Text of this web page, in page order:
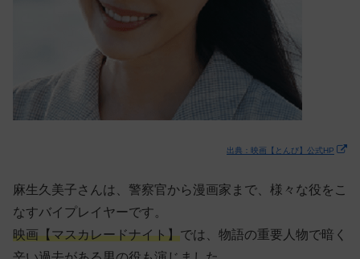
出典：映画【とんび】公式HP
麻生久美子さんは、警察官から漫画家まで、様々な役をこ
なすバイプレイヤーです。
映画【マスカレードナイト】では、物語の重要人物で暗く